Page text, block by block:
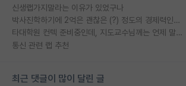
신생랩가지말라는 이유가 있었구나
박사진학하기에 2억은 괜찮은 (?) 정도의 경제력인가요
타대학원 컨텍 준비중인데, 지도교수님께는 언제 말씀드려야 할까요?
통신 관련 랩 추천
최근 댓글이 많이 달린 글